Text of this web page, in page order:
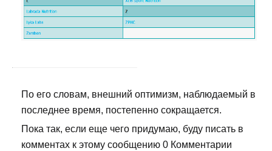
По его словам, внешний оптимизм, наблюдаемый в
последнее время, постепенно сокращается.
Пока так, если еще чего придумаю, буду писать в
комментах к этому сообщению 0 Комментарии